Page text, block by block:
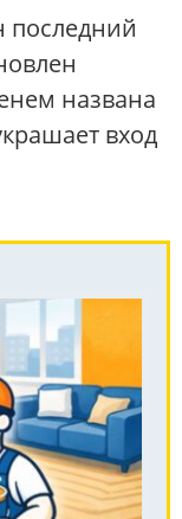
последний
названа
вход